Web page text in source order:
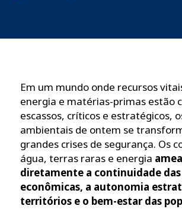
Em um mundo onde recursos
energia e matérias-primas estão
escassos, críticos e estratégicos,
ambientais de ontem se
grandes crises de segurança. Os
água, terras raras e energia
diretamente a continuidade
econômicas, a autonomia
territórios e o bem-estar das